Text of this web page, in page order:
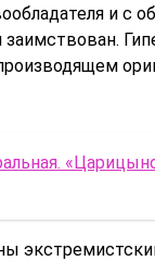
и с
заимствован.